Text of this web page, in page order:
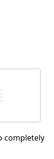
completely